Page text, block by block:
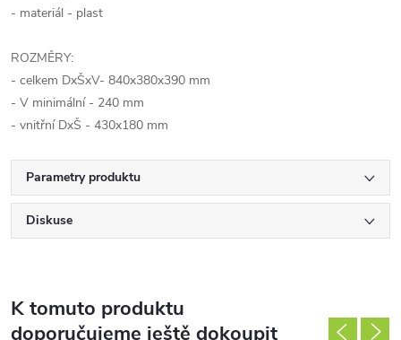
- materiál - plast
ROZMĚRY:
- celkem DxŠxV- 840x380x390 mm
- V minimální - 240 mm
- vnitřní DxŠ - 430x180 mm
Parametry produktu
Diskuse
K tomuto produktu
doporučujeme ještě dokoupit